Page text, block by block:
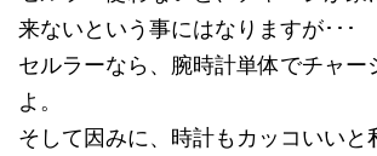
来ないという事にはなりますが･･･
セルラーなら、腕時計単体でチャー
よ。
そして因みに、時計もカッコいいと